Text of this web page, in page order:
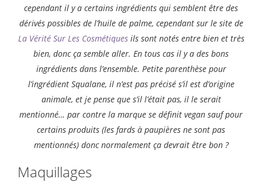
cependant il y a certains ingrédients qui semblent être des
dérivés possibles de l’huile de palme, cependant sur le site de
La Vérité Sur Les Cosmétiquesils sont notés entre bien et très
bien, donc ça semble aller. En tous cas il y a des bons
ingrédients dans l’ensemble. Petite parenthèse pour
l’ingrédient Squalane, il n’est pas précisé s’il est d’origine
animale, et je pense que s’il l’était pas, il le serait
mentionné… par contre la marque se définit vegan sauf pour
certains produits (les fards à paupières ne sont pas
mentionnés) donc normalement ça devrait être bon ?
Maquillages